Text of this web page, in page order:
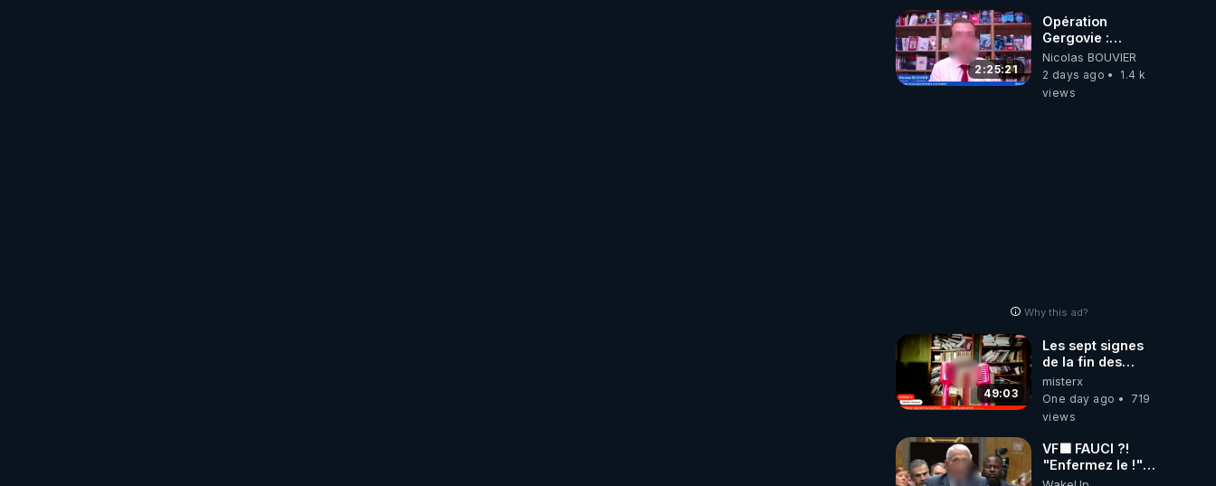
X 2024
2:25:21
Opération
Gergovie :
‪@38resistancegauloise‬
‪@MarionSigautOfficiel‬
‪@gladysriifard5710‬
Nicolas BOUVIER
2 days ago
1.4 k
views
Why this ad?
49:03
Les sept signes
de la fin des
temps selon
l’intervenant
misterx
One day ago
719
views
VF🟩 FAUCI ?!
"Enfermez le !"
(Lock him up!) -